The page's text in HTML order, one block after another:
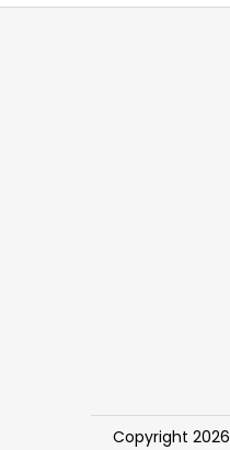
Z
Copyright 2026